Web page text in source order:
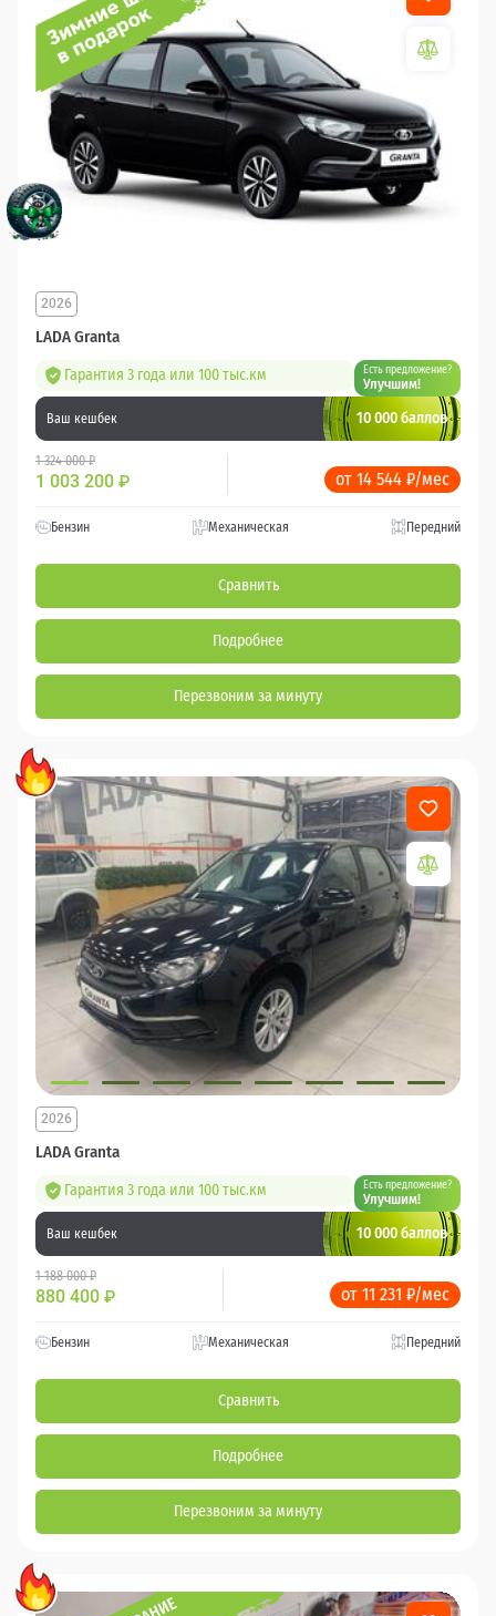
LADA Granta
2026
Гарантия 3 года или 100 тыс.км Есть предложение?
Улучшим!
Ваш кешбек 10 000 баллов
1 324 000 ₽
1 003 200 ₽ от 14 544 ₽/мес
Бензин Механическая Передний
Сравнить
Подробнее
Перезвоним за минуту
LADA Granta
2026
Гарантия 3 года или 100 тыс.км Есть предложение?
Улучшим!
Ваш кешбек 10 000 баллов
1 188 000 ₽
880 400 ₽ от 11 231 ₽/мес
Бензин Механическая Передний
Сравнить
Подробнее
Перезвоним за минуту